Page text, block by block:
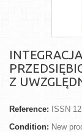
Z
Reference: ISSN
Condition: New